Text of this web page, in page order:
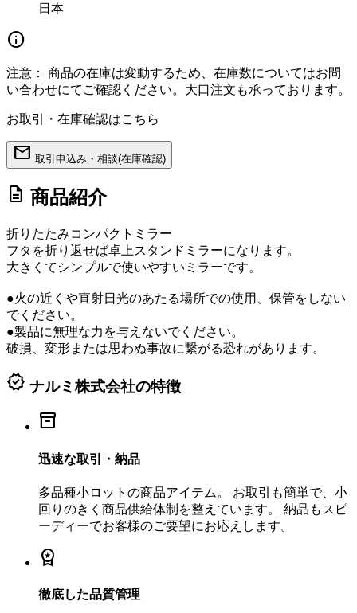
日本
info
注意：
商品の在庫は変動するため、在庫数についてはお問
い合わせにてご確認ください。大口注文も承っております。
お取引・在庫確認はこちら
mail 取引申込み・相談(在庫確認)
description 商品紹介
折りたたみコンパクトミラー
フタを折り返せば卓上スタンドミラーになります。
大きくてシンプルで使いやすいミラーです。
●火の近くや直射日光のあたる場所での使用、保管をしない
でください。
●製品に無理な力を与えないでください。
破損、変形または思わぬ事故に繋がる恐れがあります。
verified ナルミ株式会社の特徴
inventory_2
迅速な取引・納品
多品種小ロットの商品アイテム。 お取引も簡単で、小
回りのきく商品供給体制を整えています。 納品もスピ
ーディーでお客様のご要望にお応えします。
workspace_premium
徹底した品質管理